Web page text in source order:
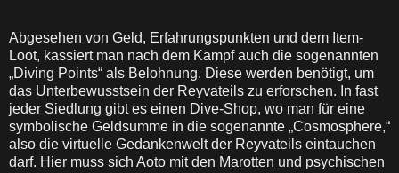
Abgesehen von Geld, Erfahrungspunkten und dem Item-
Loot, kassiert man nach dem Kampf auch die sogenannten
„Diving Points“ als Belohnung. Diese werden benötigt, um
das Unterbewusstsein der Reyvateils zu erforschen. In fast
jeder Siedlung gibt es einen Dive-Shop, wo man für eine
symbolische Geldsumme in die sogenannte „Cosmosphere,“
also die virtuelle Gedankenwelt der Reyvateils eintauchen
darf. Hier muss sich Aoto mit den Marotten und psychischen